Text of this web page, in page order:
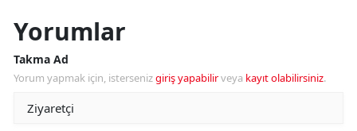
Yorumlar
Takma Ad
Yorum yapmak için, istersenizgiriş yapabilirveya kayıt olabilirsiniz.